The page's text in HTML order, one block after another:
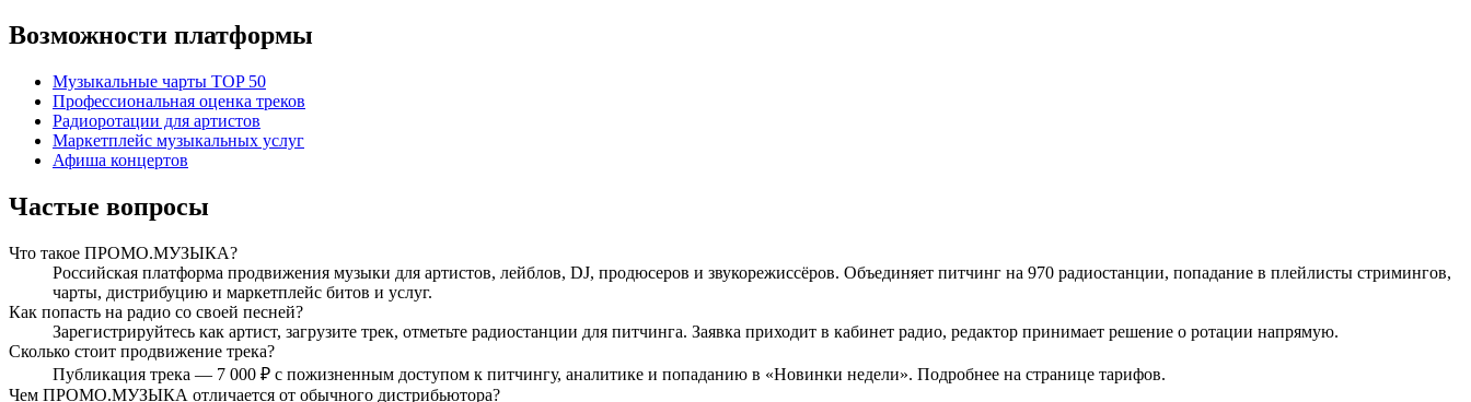
Возможности платформы
Музыкальные чарты TOP 50
Профессиональная оценка треков
Радиоротации для артистов
Маркетплейс музыкальных услуг
Афиша концертов
Частые вопросы
Что такое ПРОМО.МУЗЫКА?
Российская платформа продвижения музыки для артистов, лейблов, DJ, продюсеров и звукорежиссёров. Объединяет питчинг на 970 радиостанции, попадание в плейлисты стримингов,
чарты, дистрибуцию и маркетплейс битов и услуг.
Как попасть на радио со своей песней?
Зарегистрируйтесь как артист, загрузите трек, отметьте радиостанции для питчинга. Заявка приходит в кабинет радио, редактор принимает решение о ротации напрямую.
Сколько стоит продвижение трека?
Публикация трека — 7 000 ₽ с пожизненным доступом к питчингу, аналитике и попаданию в «Новинки недели». Подробнее на странице тарифов.
Чем ПРОМО.МУЗЫКА отличается от обычного дистрибьютора?